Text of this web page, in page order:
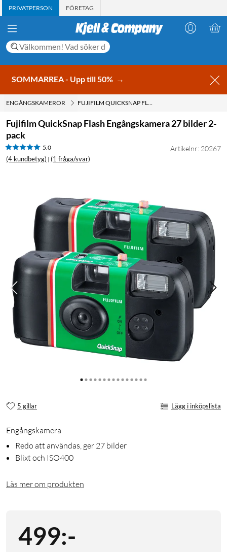
PRIVATPERSON FÖRETAG
SOMMARREA - Upp till 50% →
ENGÅNGSKAMEROR FUJIFILM QUICKSNAP FLASH ENGÅNGSKAMERA 27 BILDER 2-PACK
Fujifilm QuickSnap Flash Engångskamera 27 bilder 2-
pack
5.0
(4 kundbetyg) | (1 fråga/svar)
Artikelnr: 20267
5 gillar Lägg i inköpslista
Engångskamera
Redo att användas, ger 27 bilder
Blixt och ISO400
Läs mer om produkten
499:-